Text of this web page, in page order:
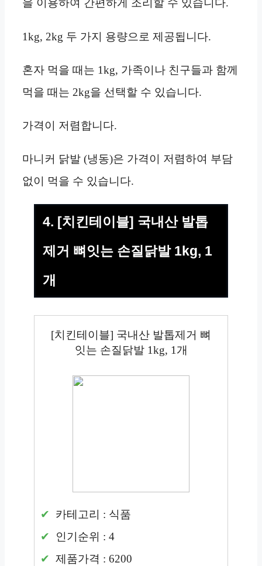
을 이용하여 간편하게 조리할 수 있습니다.
1kg, 2kg 두 가지 용량으로 제공됩니다.
혼자 먹을 때는 1kg, 가족이나 친구들과 함께
먹을 때는 2kg을 선택할 수 있습니다.
가격이 저렴합니다.
마니커 닭발 (냉동)은 가격이 저렴하여 부담
없이 먹을 수 있습니다.
4. [치킨테이블] 국내산 발톱
제거 뼈잇는 손질닭발 1kg, 1
개
[치킨테이블] 국내산 발톱제거 뼈
잇는 손질닭발 1kg, 1개
카테고리 : 식품
인기순위 : 4
제품가격 : 6200